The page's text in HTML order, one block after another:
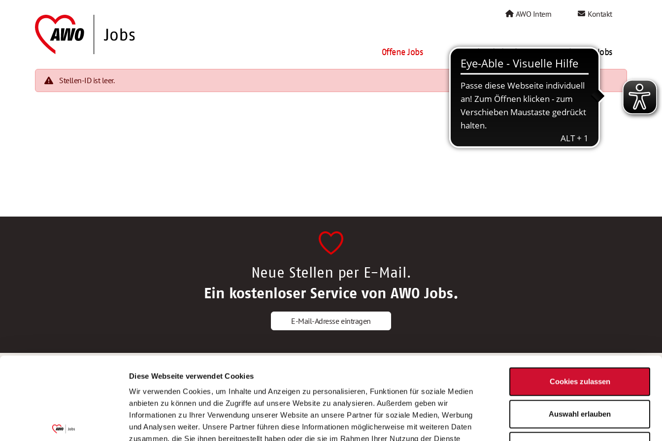
Diese Webseite verwendet Cookies
Wir verwenden Cookies, um Inhalte und Anzeigen zu personalisieren, Funktionen für soziale Medien
anbieten zu können und die Zugriffe auf unsere Website zu analysieren. Außerdem geben wir
Informationen zu Ihrer Verwendung unserer Website an unsere Partner für soziale Medien, Werbung
und Analysen weiter. Unsere Partner führen diese Informationen möglicherweise mit weiteren Daten
zusammen, die Sie ihnen bereitgestellt haben oder die sie im Rahmen Ihrer Nutzung der Dienste
Cookies zulassen
Auswahl erlauben
AWO Intern Kontakt
Offene Jobs AWO als Arbeitgeber Mein AWO Jobs
Stellen-ID ist leer.
Neue Stellen per E-Mail.
Ein kostenloser Service von AWO Jobs.
E-Mail-Adresse eintragen
Garitz Bewirtschaftungsbetriebe GmbH
(Ein Tochterunternehmen des AWO
Bezirksverbandes Unterfranken e.V.)
Bewerbungstipps
Bewerbung als Altenpfleger*in
Bewerbung als Krankenpfleger*in
Bewerbung als Altenpflegehelfer*in
Bewerbung als Erzieher*in
AWO Gliederungen nach Bundesland
Stellenangebote nach Bundesländern
Sitemap
Impressum
Datenschutz
Bei Fragen zu einer Stellenausschreibung
wenden Sie sich bitte an die*den in der
Stellenausschreibung genannte*n